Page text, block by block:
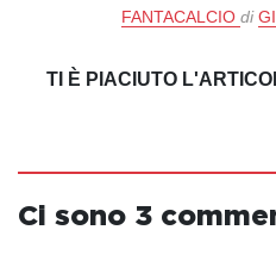
FANTACALCIO di
TI È PIACIUTO
Ci sono 3